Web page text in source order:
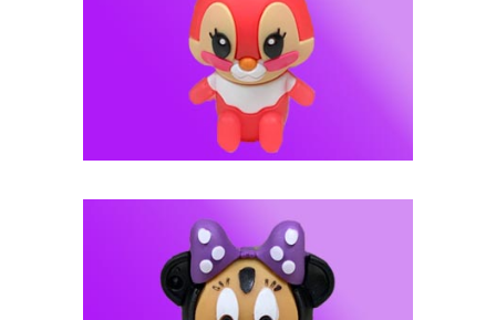
فلش مموری عروسکی -- کد J114